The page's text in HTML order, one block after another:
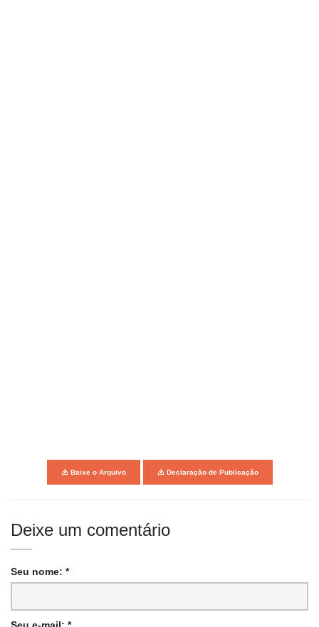
Baixe o Arquivo Declaração de Publicação
Deixe um comentário
Seu nome: *
Seu e-mail: *